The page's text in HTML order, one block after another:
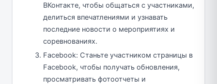
ВКонтакте, чтобы общаться с участниками,
делиться впечатлениями и узнавать
последние новости о мероприятиях и
соревнованиях.
Facebook: Станьте участником страницы в
Facebook, чтобы получать обновления,
просматривать фотоотчеты и